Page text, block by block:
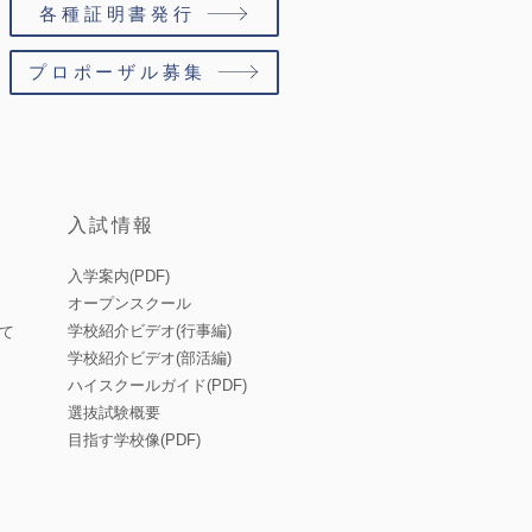
各種証明書発行
プロポーザル募集
入試情報
入学案内(PDF)
オープンスクール
学校紹介ビデオ(行事編)
学校紹介ビデオ(部活編)
ハイスクールガイド(PDF)
選抜試験概要
目指す学校像(PDF)